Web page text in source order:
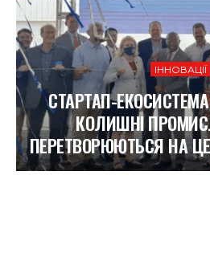
ІННОВАЦІЇ
СТАРТАП-
КОЛИШНІ
ПЕРЕТВОРЮЮТЬСЯ НА